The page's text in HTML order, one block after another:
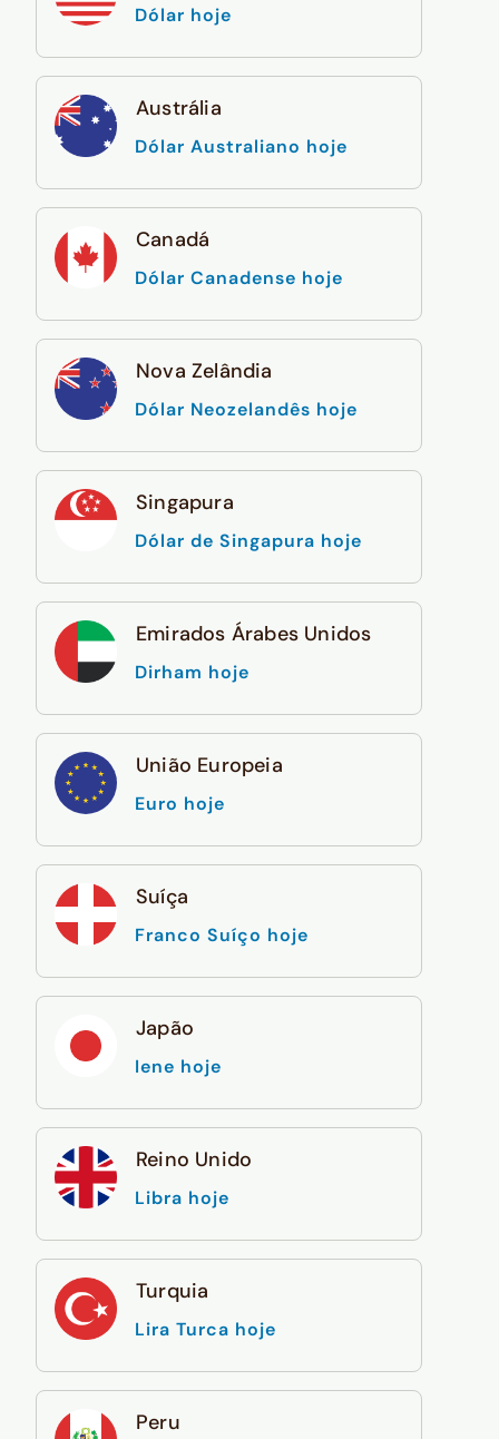
Dólar hoje
Austrália
Dólar Australiano hoje
Canadá
Dólar Canadense hoje
Nova Zelândia
Dólar Neozelandês hoje
Singapura
Dólar de Singapura hoje
Emirados Árabes Unidos
Dirham hoje
União Europeia
Euro hoje
Suíça
Franco Suíço hoje
Japão
Iene hoje
Reino Unido
Libra hoje
Turquia
Lira Turca hoje
Peru